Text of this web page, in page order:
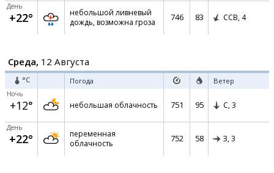
День
+22°
небольшой ливневый
дождь, возможна гроза
746 83 ССВ, 4
Среда, 12 Августа
°C Погода Ветер
Ночь
+12° небольшая облачность 751 95 С, 3
День
+22°
переменная
облачность
752 58 З, 3